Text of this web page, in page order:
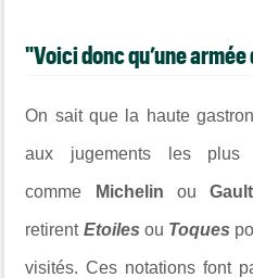
"Voici donc qu’une
On sait que la haute
aux jugements les
comme Michelin ou
retirent Etoiles ou Toques
visités. Ces notations font